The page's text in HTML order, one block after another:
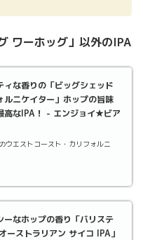
ワーホッグ」以外のIPA
ィな香りの「ビッグシェッド
ルニケイター」ホップの旨味
高なIPA！ - エンジョイ★ビア
ウエストコースト・カリフォルニ
ーなホップの香り「バリステ
ーストラリアン サイコ IPA」